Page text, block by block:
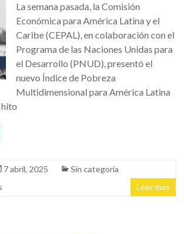
La semana pasada, la Comisión
Económica para América Latina y el
Caribe (CEPAL), en colaboración con el
Programa de las Naciones Unidas para
el Desarrollo (PNUD), presentó el
nuevo Índice de Pobreza
Multidimensional para América Latina
m
p
7 abril, 2025
Sin categoría
Leer más